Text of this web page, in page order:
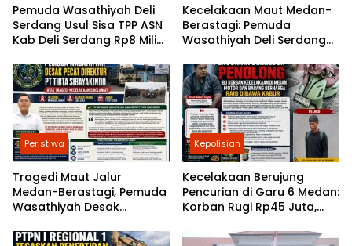
Pemuda Wasathiyah Deli
Serdang Usul Sisa TPP ASN
Kab Deli Serdang Rp8 Miliar
Pesantren dan Guru Ngaji
Kecelakaan Maut Medan-
Berastagi: Pemuda
Wasathiyah Deli Serdang
PT Tirta Sibayakindo
Peristiwa
Tragedi Maut Jalur
Medan-Berastagi, Pemuda
Wasathiyah Desak
Tegas PT Tirta Sibayakindo
Kepolisian
Kecelakaan Berujung
Pencurian di Garu 6 Medan:
Korban Rugi Rp45 Juta,
Angkat Bicara